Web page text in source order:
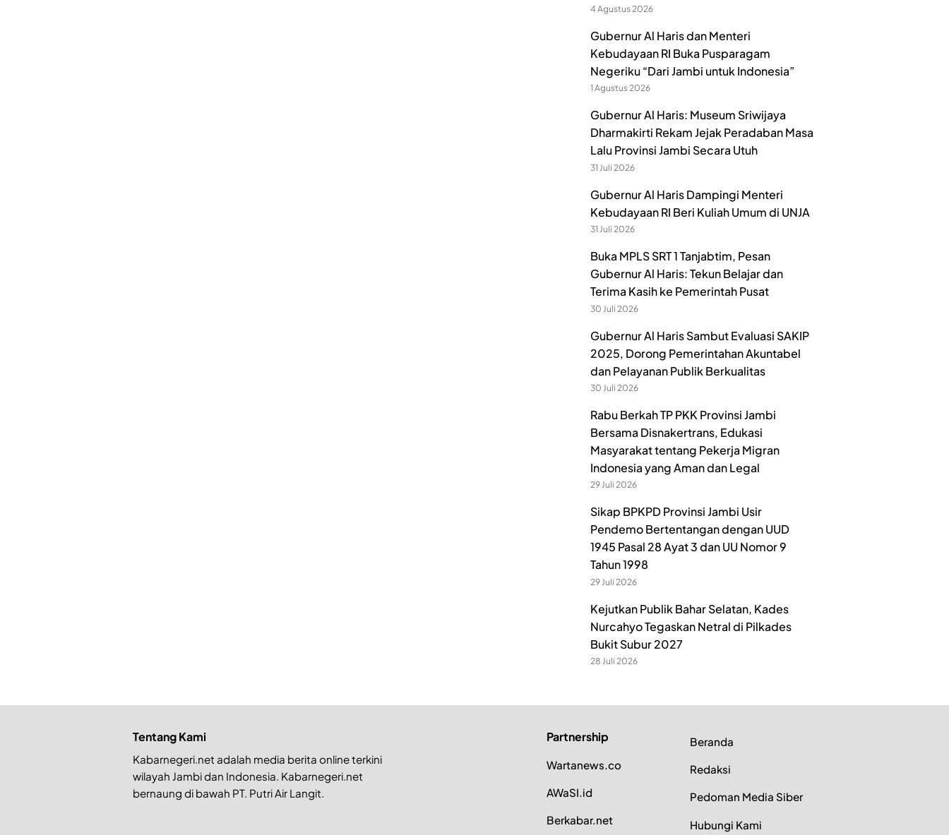
4 Agustus 2026
Gubernur Al Haris dan Menteri
Kebudayaan RI Buka Pusparagam
Negeriku “Dari Jambi untuk Indonesia”
1 Agustus 2026
Gubernur Al Haris: Museum Sriwijaya
Dharmakirti Rekam Jejak Peradaban Masa
Lalu Provinsi Jambi Secara Utuh
31 Juli 2026
Gubernur Al Haris Dampingi Menteri
Kebudayaan RI Beri Kuliah Umum di UNJA
31 Juli 2026
Buka MPLS SRT 1 Tanjabtim, Pesan
Gubernur Al Haris: Tekun Belajar dan
Terima Kasih ke Pemerintah Pusat
30 Juli 2026
Gubernur Al Haris Sambut Evaluasi SAKIP
2025, Dorong Pemerintahan Akuntabel
dan Pelayanan Publik Berkualitas
30 Juli 2026
Rabu Berkah TP PKK Provinsi Jambi
Bersama Disnakertrans, Edukasi
Masyarakat tentang Pekerja Migran
Indonesia yang Aman dan Legal
29 Juli 2026
Sikap BPKPD Provinsi Jambi Usir
Pendemo Bertentangan dengan UUD
1945 Pasal 28 Ayat 3 dan UU Nomor 9
Tahun 1998
29 Juli 2026
Kejutkan Publik Bahar Selatan, Kades
Nurcahyo Tegaskan Netral di Pilkades
Bukit Subur 2027
28 Juli 2026
Tentang Kami
Kabarnegeri.net adalah media berita online terkini
wilayah Jambi dan Indonesia. Kabarnegeri.net
bernaung di bawah PT. Putri Air Langit.
Partnership
Wartanews.co
AWaSI.id
Berkabar.net
Beranda
Redaksi
Pedoman Media Siber
Hubungi Kami